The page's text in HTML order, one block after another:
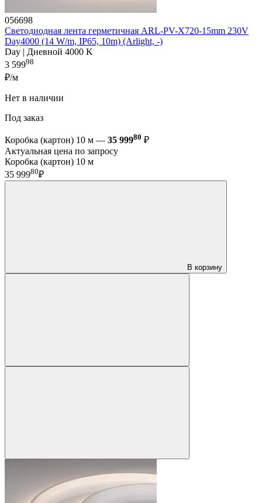
056698
Светодиодная лента герметичная ARL-PV-X720-15mm 230V
Day4000 (14 W/m, IP65, 10m) (Arlight, -)
Day | Дневной 4000 K
3 59998
₽/м
Нет в наличии
Под заказ
Коробка (картон) 10 м — 35 99980 ₽
Актуальная цена по запросу
Коробка (картон) 10 м
35 99980₽
В корзину